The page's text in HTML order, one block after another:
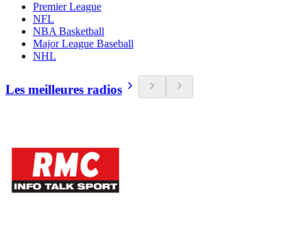
Premier League
NFL
NBA Basketball
Major League Baseball
NHL
Les meilleures radios